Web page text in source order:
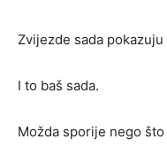
Zvijezde sada
I to baš sada.
Možda sporije nego